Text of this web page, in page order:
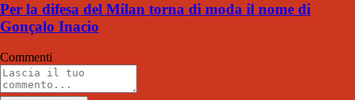
Per la difesa del Milan torna di moda il nome di
Gonçalo Inacio
Commenti